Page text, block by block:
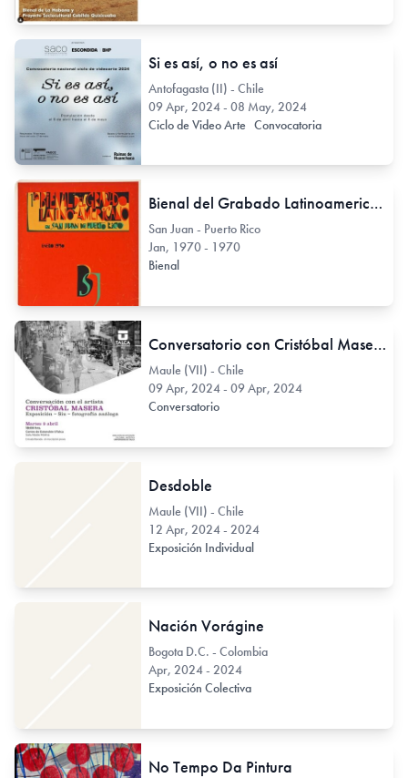
Si es así, o no es así
Antofagasta (II) - Chile
09 Apr, 2024 - 08 May, 2024
Ciclo de Video Arte Convocatoria
Bienal del Grabado Latinoamericano en San Juan de Puerto Rico
San Juan - Puerto Rico
Jan, 1970 - 1970
Bienal
Conversatorio con Cristóbal Masera
Maule (VII) - Chile
09 Apr, 2024 - 09 Apr, 2024
Conversatorio
Desdoble
Maule (VII) - Chile
12 Apr, 2024 - 2024
Exposición Individual
Nación Vorágine
Bogota D.C. - Colombia
Apr, 2024 - 2024
Exposición Colectiva
No Tempo Da Pintura